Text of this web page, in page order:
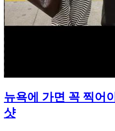
뉴욕에 가면 꼭 찍어
샷